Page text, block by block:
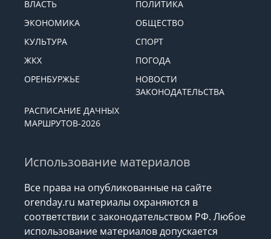
ВЛАСТЬ
ПОЛИТИКА
ЭКОНОМИКА
ОБЩЕСТВО
КУЛЬТУРА
СПОРТ
ЖКХ
ПОГОДА
ОРЕНБУРЖЬЕ
НОВОСТИ
ЗАКОНОДАТЕЛЬСТВА
РАСПИСАНИЕ ДАЧНЫХ
МАРШРУТОВ-2026
Использование материалов
Все права на опубликованные на сайте
orenday.ru материалы охраняются в
соответствии с законодательством РФ. Любое
использование материалов допускается